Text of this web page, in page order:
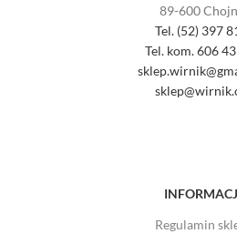
89-600
Tel. (52) 397
Tel. kom. 606
Regulamin